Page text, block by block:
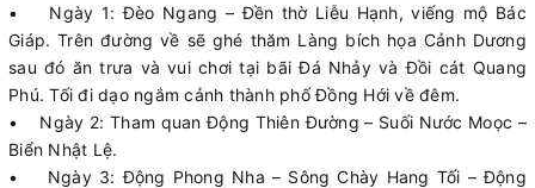
• Ngày 1: Đèo Ngang – Đền thờ Liễu Hạnh, viếng mộ Bác
Giáp. Trên đường về sẽ ghé thăm Làng bích họa Cảnh Dương
sau đó ăn trưa và vui chơi tại bãi Đá Nhảy và Đồi cát Quang
Phú. Tối đi dạo ngắm cảnh thành phố Đồng Hới về đêm.
• Ngày 2: Tham quan Động Thiên Đường – Suối Nước Moọc –
Biển Nhật Lệ.
• Ngày 3: Động Phong Nha – Sông Chày Hang Tối – Động